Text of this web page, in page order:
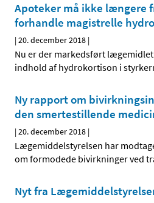
Apoteker må ikke længere
forhandle magistrelle
|20. december 2018 |
Nu er der markedsført
indhold af hydrokortison i
Ny rapport om
den smertestillende
|20. december 2018 |
Lægemiddelstyrelsen har
om formodede bivirkninger ved
Nyt fra